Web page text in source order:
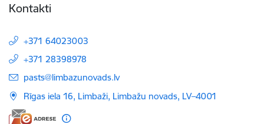
Kontakti
+371 64023003
+371 28398978
E-pasts:
pasts@limbazunovads.lv
Rīgas iela 16, Limbaži, Limbažu novads, LV–4001